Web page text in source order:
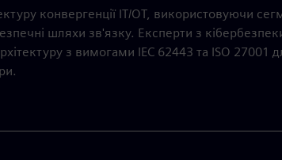
конвергенції IT/OT, використовуючи
шляхи зв'язку. Експерти з
з вимогами IEC 62443 та ISO 27001